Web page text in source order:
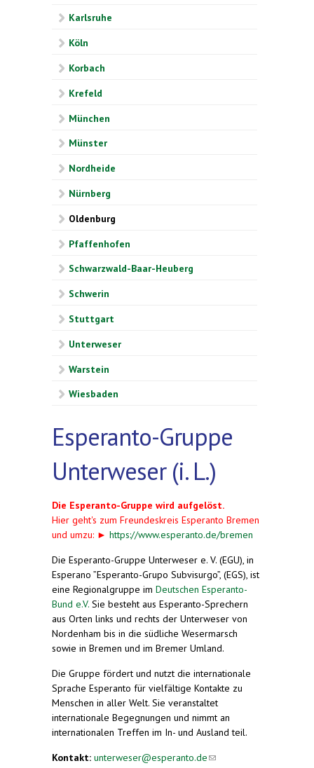
Karlsruhe
Köln
Korbach
Krefeld
München
Münster
Nordheide
Nürnberg
Oldenburg
Pfaffenhofen
Schwarzwald-Baar-Heuberg
Schwerin
Stuttgart
Unterweser
Warstein
Wiesbaden
Esperanto-Gruppe
Unterweser (i. L.)
Die Esperanto-Gruppe wird aufgelöst.
Hier geht's zum Freundeskreis Esperanto Bremen
und umzu: ► https://www.esperanto.de/bremen
Die Esperanto-Gruppe Unterweser e. V. (EGU), in
Esperano ”Esperanto-Grupo Subvisurgo”, (EGS), ist
eine Regionalgruppe im Deutschen Esperanto-
Bund e.V. Sie besteht aus Esperanto-Sprechern
aus Orten links und rechts der Unterweser von
Nordenham bis in die südliche Wesermarsch
sowie in Bremen und im Bremer Umland.
Die Gruppe fördert und nutzt die internationale
Sprache Esperanto für vielfältige Kontakte zu
Menschen in aller Welt. Sie veranstaltet
internationale Begegnungen und nimmt an
internationalen Treffen im In- und Ausland teil.
Kontakt: unterweser@esperanto.de(link sends